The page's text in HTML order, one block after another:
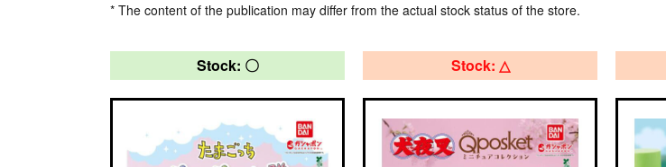
* The content of the publication may differ from the actual stock status of the store.
Stock: 〇 Stock: △